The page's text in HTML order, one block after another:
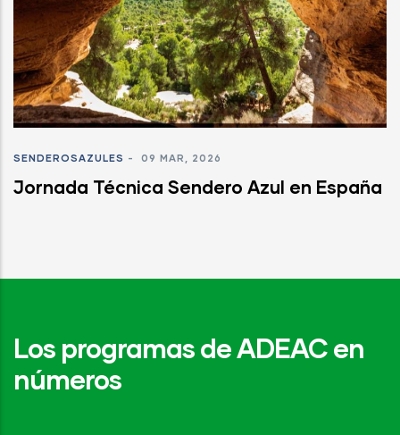
SENDEROSAZULES - 09 MAR, 2026
Jornada Técnica Sendero Azul en España
Los programas de ADEAC en
números